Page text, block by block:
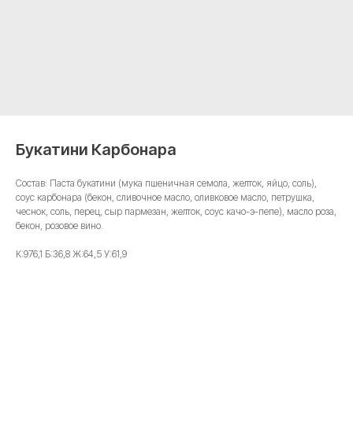
Букатини Карбонара
Состав: Паста букатини (мука пшеничная семола, желток, яйцо, соль),
соус карбонара (бекон, сливочное масло, оливковое масло, петрушка,
чеснок, соль, перец, сыр пармезан, желток, соус качо-э-пепе), масло роза,
бекон, розовое вино.
К:976,1 Б:36,8 Ж:64,5 У:61,9